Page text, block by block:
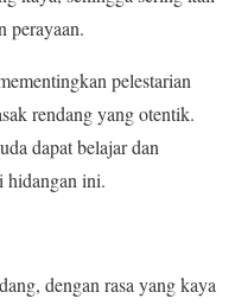
perayaan.
pelestarian
rendang yang otentik.
dapat belajar dan
hidangan ini.
dengan rasa yang kaya